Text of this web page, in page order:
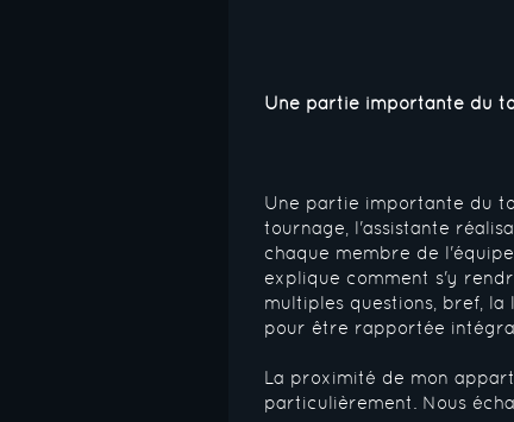
Une partie importante du
Une partie importante du
tournage, l'assistante
chaque membre de
explique comment s'y
multiples questions, bref,
pour être rapportée
La proximité de mon
particulièrement. Nous